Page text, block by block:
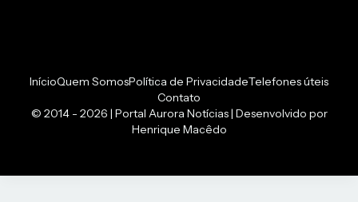
© 2014 - 2026 | Portal Aurora Notícias | Desenvolvido por
Henrique Macêdo
InícioQuem SomosPolítica de PrivacidadeTelefones úteis
Contato